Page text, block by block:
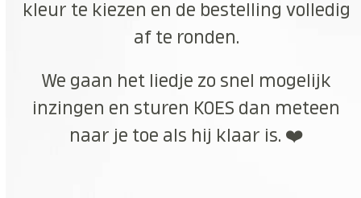
kleur te kiezen en de bestelling volledig
af te ronden.
We gaan het liedje zo snel mogelijk
inzingen en sturen KOES dan meteen
naar je toe als hij klaar is. ❤️